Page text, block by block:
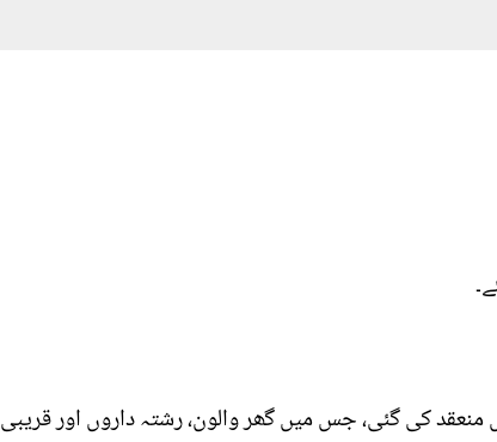
کی گئی، جس میں گھر والون، رشتہ داروں اور قریبی